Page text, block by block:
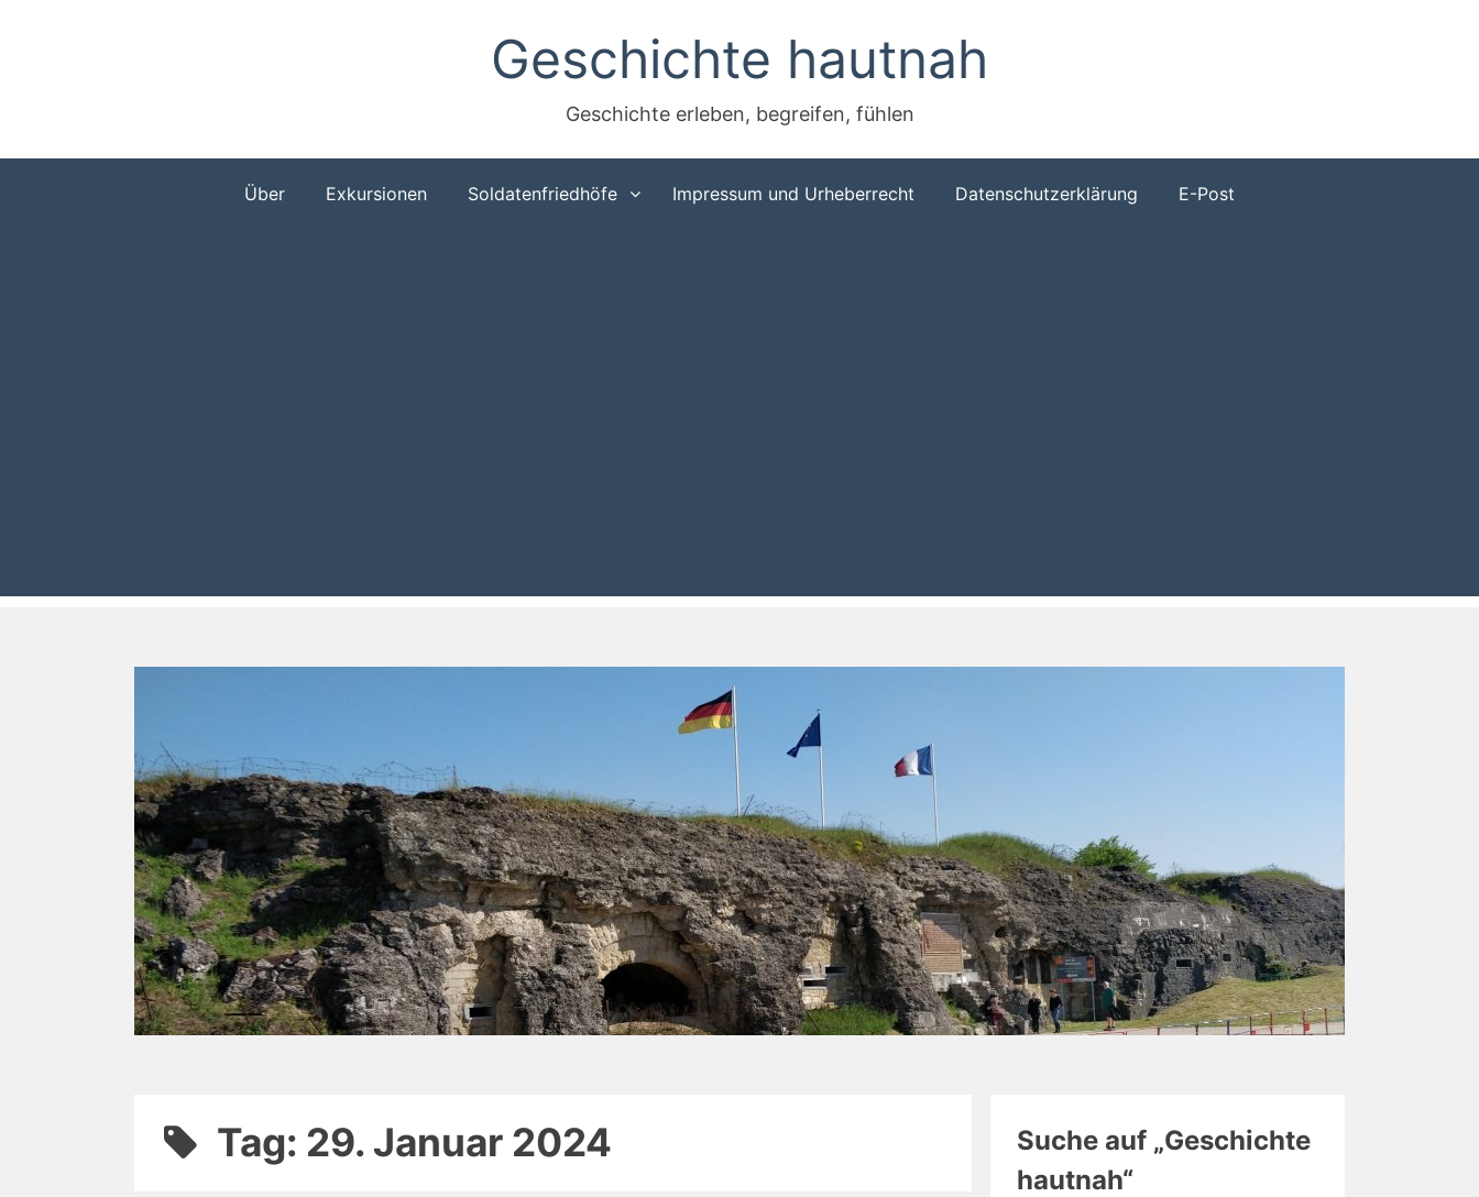
Geschichte hautnah
Geschichte erleben, begreifen, fühlen
Über Exkursionen Soldatenfriedhöfe Impressum und Urheberrecht Datenschutzerklärung E-Post
Tag: 29. Januar 2024
Suche auf „Geschichte
hautnah“